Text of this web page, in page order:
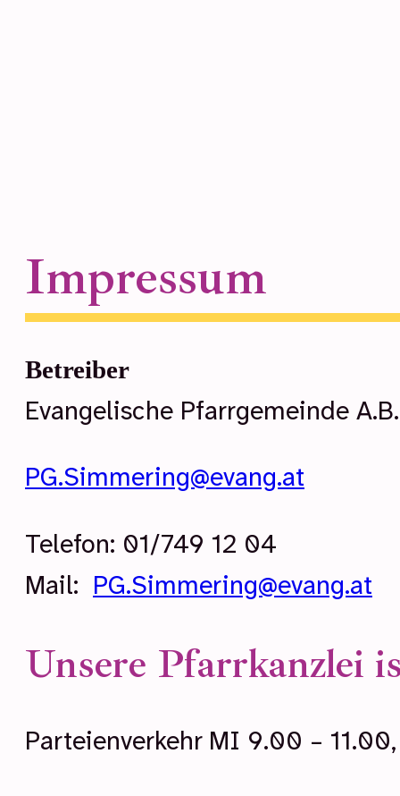
Impressum
Betreiber
Evangelische Pfarrgemeinde
PG.Simmering@evang.at
Telefon: 01/749 12 04
Mail: PG.Simmering@evang.at
Unsere Pfarrkanzlei
Parteienverkehr MI 9.00 –